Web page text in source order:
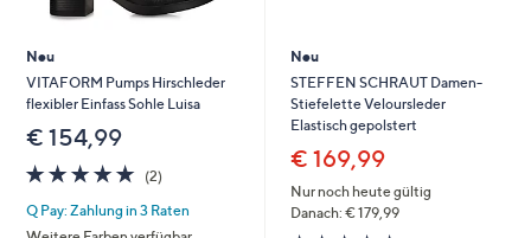
Neu
VITAFORM Pumps Hirschleder
flexibler Einfass Sohle Luisa
€ 154,99
5.0
von
5
(2)
Q Pay: Zahlung in 3 Raten
Neu
STEFFEN SCHRAUT Damen-
Stiefelette Veloursleder
Elastisch gepolstert
€ 169,99
Nur noch heute gültig
Danach: € 179,99